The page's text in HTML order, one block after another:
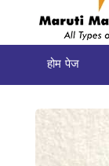
होम पेज